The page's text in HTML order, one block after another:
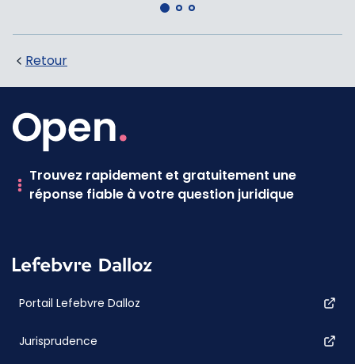
Retour
Trouvez rapidement et gratuitement une
réponse fiable à votre question juridique
Portail Lefebvre Dalloz
Jurisprudence